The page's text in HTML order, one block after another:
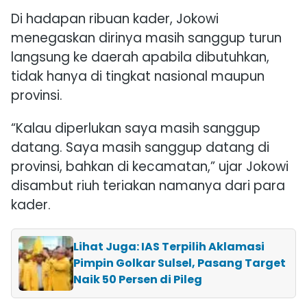
Di hadapan ribuan kader, Jokowi
menegaskan dirinya masih sanggup turun
langsung ke daerah apabila dibutuhkan,
tidak hanya di tingkat nasional maupun
provinsi.
“Kalau diperlukan saya masih sanggup
datang. Saya masih sanggup datang di
provinsi, bahkan di kecamatan,” ujar Jokowi
disambut riuh teriakan namanya dari para
kader.
Lihat Juga: IAS Terpilih Aklamasi
Pimpin Golkar Sulsel, Pasang Target
Naik 50 Persen di Pileg